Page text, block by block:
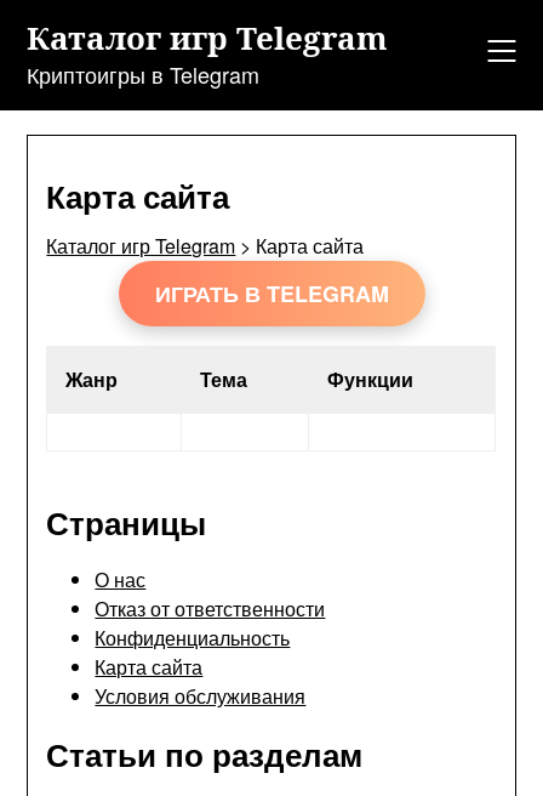
содержанию
Каталог игр Telegram
Криптоигры в Telegram
Карта сайта
Каталог игр Telegram > Карта сайта
ИГРАТЬ В TELEGRAM
Жанр Тема Функции
Страницы
О нас
Отказ от ответственности
Конфиденциальность
Карта сайта
Условия обслуживания
Статьи по разделам